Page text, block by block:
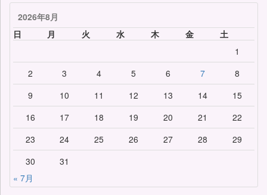
2026年8月
日
月 火 水 木 金
土
1
2
3 4 5 6 7
8
9
10 11 12 13 14
15
16
17 18 19 20 21
22
23
24 25 26 27 28
29
30
31
« 7月